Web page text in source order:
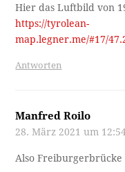
Hier das Luftbild von
https://tyrolean-
map.legner.me/#17/
Antworten
Manfred Roilo
28. März 2021 um
Also